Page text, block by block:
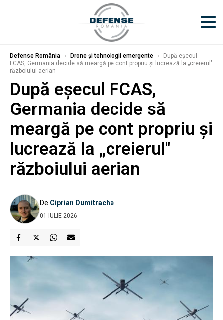
Defense România › Drone și tehnologii emergente ›
După eșecul
FCAS, Germania decide să meargă pe cont propriu și lucrează la „creierul"
războiului aerian
După eșecul FCAS,
Germania decide să
meargă pe cont propriu și
lucrează la „creierul"
războiului aerian
De Ciprian Dumitrache
01 IULIE 2026